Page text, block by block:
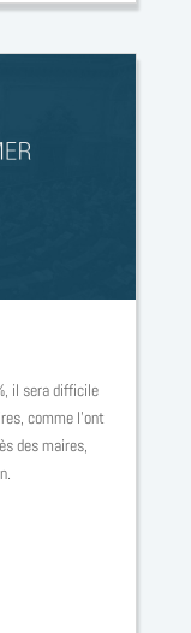
il sera difficile
comme l’ont
des maires,